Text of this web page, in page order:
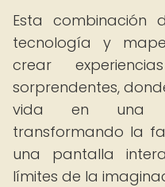
Esta combinación
tecnología y
crear
sorprendentes,
vida en una
transformando la
una pantalla
límites de la